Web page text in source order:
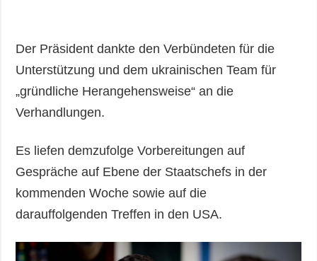
Der Präsident dankte den Verbündeten für die
Unterstützung und dem ukrainischen Team für
„gründliche Herangehensweise“ an die
Verhandlungen.
Es liefen demzufolge Vorbereitungen auf
Gespräche auf Ebene der Staatschefs in der
kommenden Woche sowie auf die
darauffolgenden Treffen in den USA.